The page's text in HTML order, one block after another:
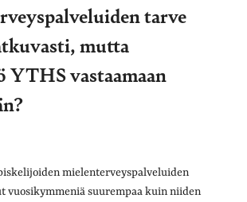
tarve
mutta
YTHS vastaamaan
mielenterveyspalveluiden
vuosikymmeniä suurempaa kuin niiden